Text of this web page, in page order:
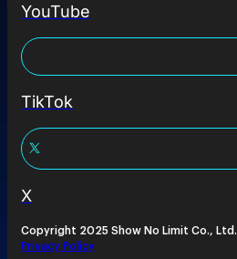
YouTube
TikTok
X
Copyright 2025 Show No Limit Co., Ltd.
Privacy Policy